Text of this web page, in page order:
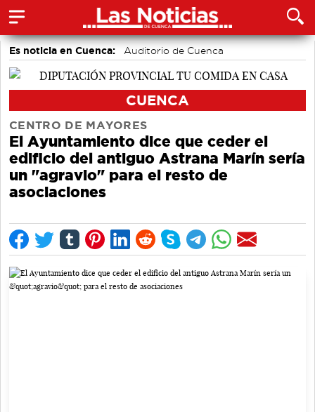
Es noticia en Cuenca: Auditorio de Cuenca
CUENCA
CENTRO DE MAYORES
El Ayuntamiento dice que ceder el
edificio del antiguo Astrana Marín sería
un "agravio" para el resto de
asociaciones